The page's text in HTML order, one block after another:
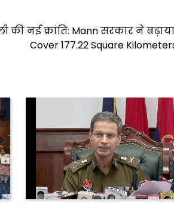
की नई क्रांति: Mann सरकार ने
Cover 177.22 Square